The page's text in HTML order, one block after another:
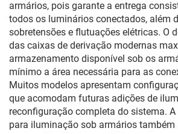
armários, pois garante a entrega
todos os luminários conectados, além
sobretensões e flutuações elétricas. O
das caixas de derivação modernas
armazenamento disponível sob os
mínimo a área necessária para as
Muitos modelos apresentam
que acomodam futuras adições de
reconfiguração completa do sistema.
para iluminação sob armários